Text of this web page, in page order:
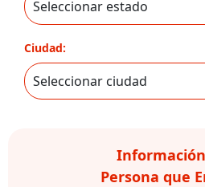
Ciudad:
Persona que